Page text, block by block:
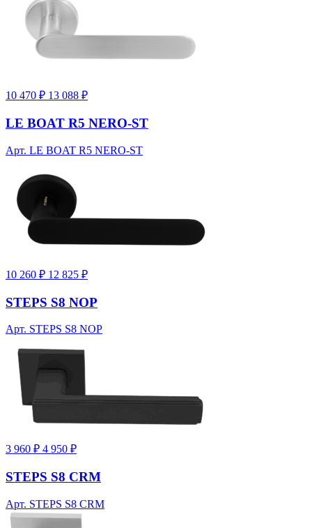
10 470 ₽ 13 088 ₽
LE BOAT R5 NERO-ST
Арт. LE BOAT R5 NERO-ST
10 260 ₽ 12 825 ₽
STEPS S8 NOP
Арт. STEPS S8 NOP
3 960 ₽ 4 950 ₽
STEPS S8 CRM
Арт. STEPS S8 CRM